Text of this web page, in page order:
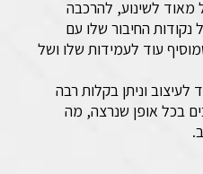
מאוד לשינוע, להרכבה
נקודות החיבור שלו עם
עוד לעמידות שלו ושל
וניתן בקלות רבה
בכל אופן שנרצה, מה